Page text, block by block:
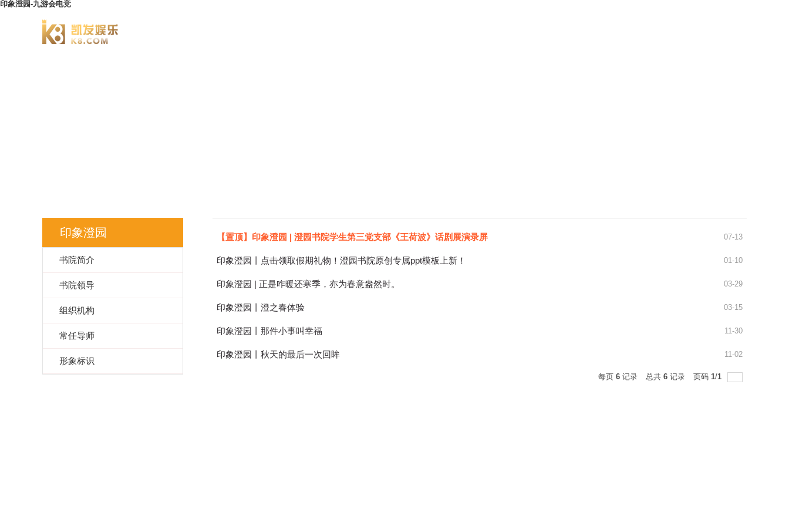
印象澄园-九游会电竞
印象澄园
书院简介
书院领导
组织机构
常任导师
形象标识
【置顶】印象澄园 | 澄园书院学生第三党支部《王荷波》话剧展演录屏 07-13
印象澄园丨点击领取假期礼物！澄园书院原创专属ppt模板上新！ 01-10
印象澄园 | 正是咋暖还寒季，亦为春意盎然时。 03-29
印象澄园丨澄之春体验 03-15
印象澄园丨那件小事叫幸福 11-30
印象澄园丨秋天的最后一次回眸 11-02
每页 6 记录 总共 6 记录 页码 1/1